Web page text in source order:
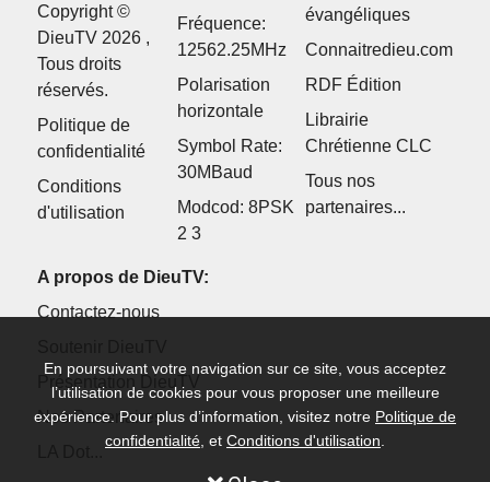
Copyright ©
DieuTV 2026 ,
Tous droits
réservés.
Politique de
confidentialité
Conditions
d'utilisation
Fréquence:
12562.25MHz
Polarisation
horizontale
Symbol Rate:
30MBaud
Modcod: 8PSK
2 3
évangéliques
Connaitredieu.com
RDF Édition
Librairie
Chrétienne CLC
Tous nos
partenaires...
A propos de DieuTV:
Contactez-nous
Présentation DieuTV
Nos Partenaires
En poursuivant votre navigation sur ce site, vous acceptez
l’utilisation de cookies pour vous proposer une meilleure
expérience. Pour plus d’information, visitez notre Politique de
confidentialité , et Conditions d'utilisation